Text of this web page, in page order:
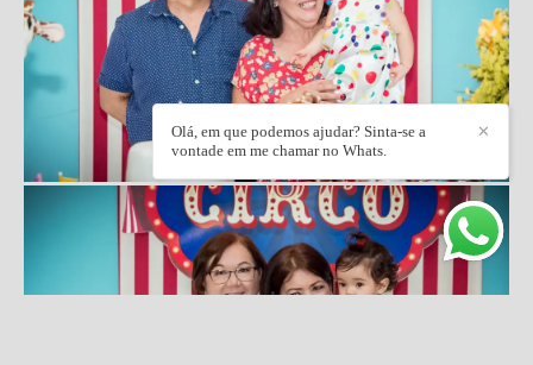
✕
Olá, em que podemos ajudar? Sinta-se a
vontade em me chamar no Whats.